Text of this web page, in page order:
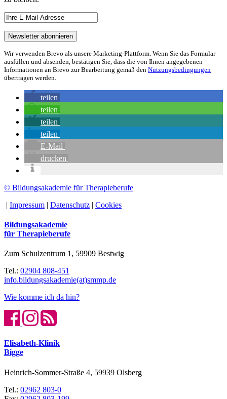
Wir verwenden Brevo als unsere Marketing-Plattform. Wenn Sie das Formular
ausfüllen und absenden, bestätigen Sie, dass die von Ihnen angegebenen
Informationen an Brevo zur Bearbeitung gemäß den Nutzungsbedingungen
übertragen werden.
teilen
teilen
teilen
teilen
E-Mail
drucken
© Bildungsakademie für Therapieberufe
| Impressum | Datenschutz | Cookies
Bildungsakademie
für Therapieberufe
Zum Schulzentrum 1, 59909 Bestwig
Tel.: 02904 808-451
info.bildungsakademie(at)smmp.de
Wie komme ich da hin?
Elisabeth-Klinik
Bigge
Heinrich-Sommer-Straße 4, 59939 Olsberg
Tel.: 02962 803-0